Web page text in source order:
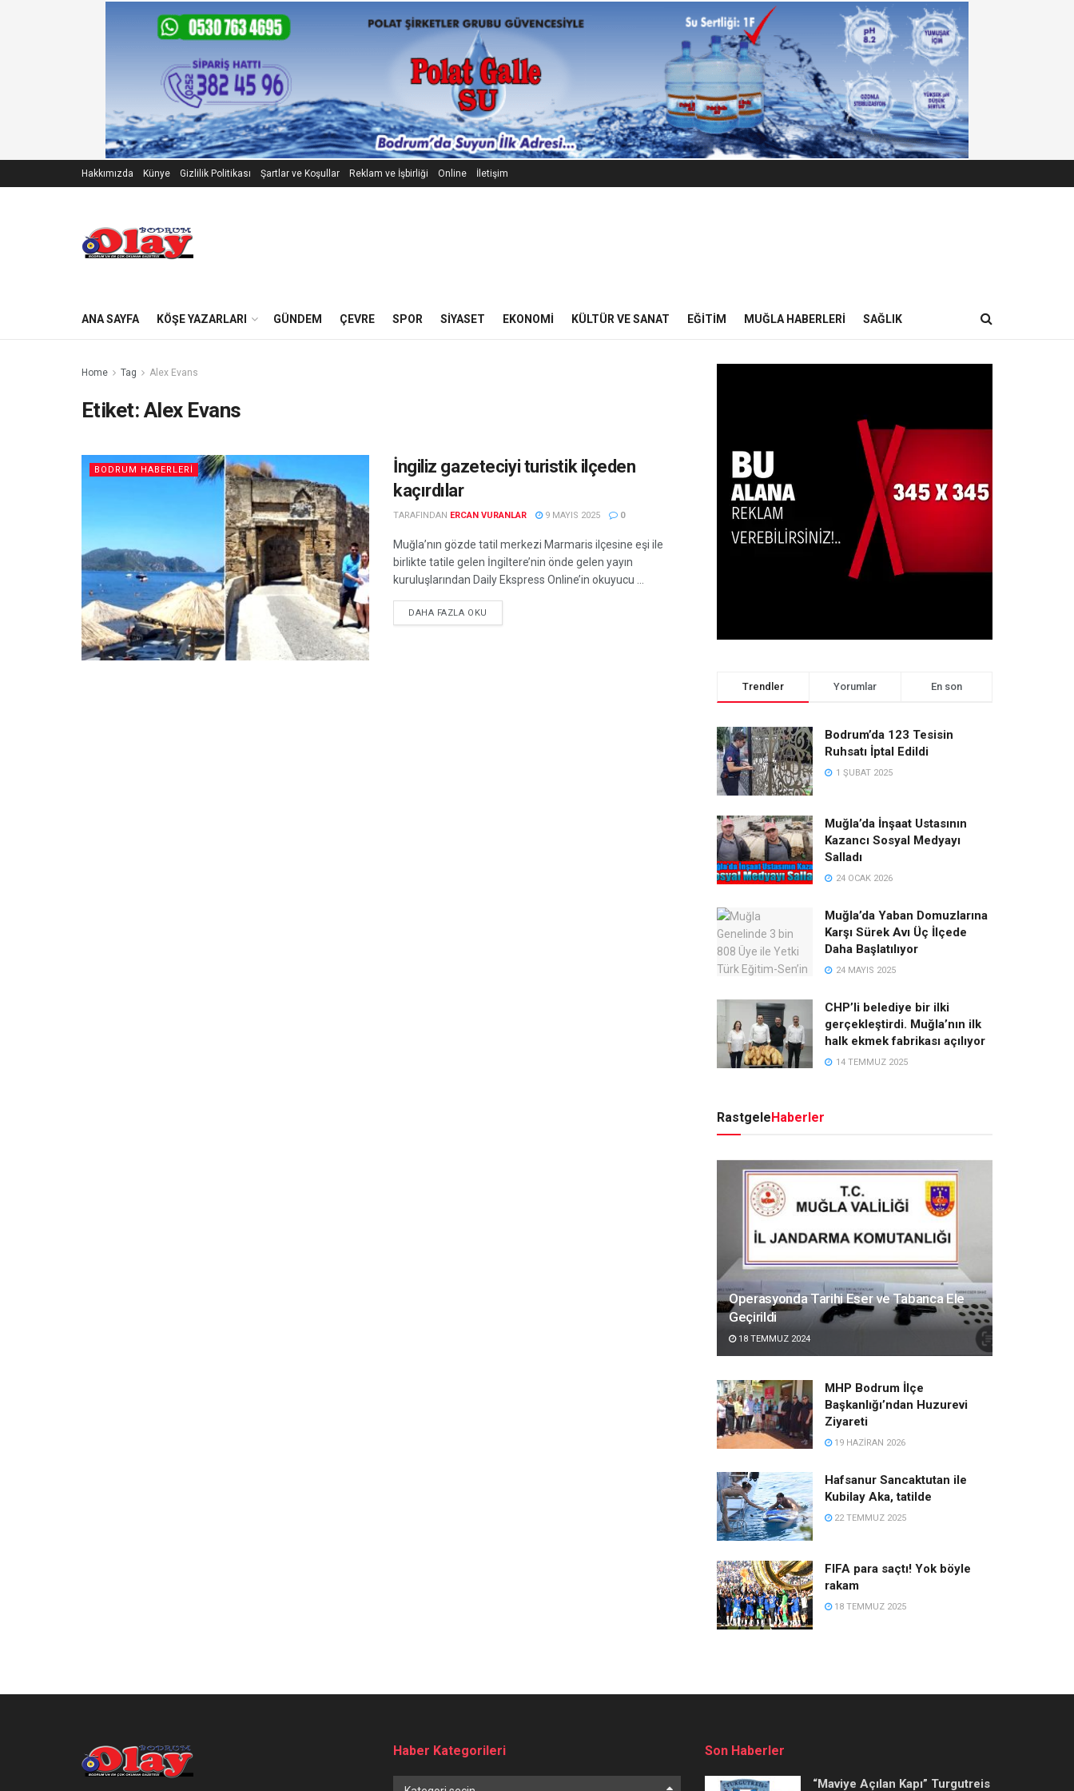
Hakkımızda Künye Gizlilik Politikası Şartlar ve Koşullar Reklam ve İşbirliği Online İletişim
ANA SAYFA KÖŞE YAZARLARI GÜNDEM ÇEVRE SPOR SIYASET EKONOMI KÜLTÜR VE SANAT EĞITIM MUĞLA HABERLERI SAĞLIK
Home Tag Alex Evans
Etiket: Alex Evans
BODRUM HABERLERI
İngiliz gazeteciyi turistik ilçeden
kaçırdılar
TARAFINDAN ERCAN VURANLAR 9 MAYIS 2025 0
Muğla’nın gözde tatil merkezi Marmaris ilçesine eşi ile
birlikte tatile gelen İngiltere’nin önde gelen yayın
kuruluşlarından Daily Ekspress Online’in okuyucu ...
DAHA FAZLA OKU
Trendler Yorumlar En son
Bodrum’da 123 Tesisin
Ruhsatı İptal Edildi
1 ŞUBAT 2025
Muğla’da İnşaat Ustasının
Kazancı Sosyal Medyayı
Salladı
24 OCAK 2026
Muğla’da Yaban Domuzlarına
Karşı Sürek Avı Üç İlçede
Daha Başlatılıyor
24 MAYIS 2025
CHP’li belediye bir ilki
gerçekleştirdi. Muğla’nın ilk
halk ekmek fabrikası açılıyor
14 TEMMUZ 2025
RastgeleHaberler
Operasyonda Tarihi Eser ve Tabanca Ele
Geçirildi
18 TEMMUZ 2024
MHP Bodrum İlçe
Başkanlığı’ndan Huzurevi
Ziyareti
19 HAZIRAN 2026
Hafsanur Sancaktutan ile
Kubilay Aka, tatilde
22 TEMMUZ 2025
FIFA para saçtı! Yok böyle
rakam
18 TEMMUZ 2025
Haber Kategorileri
Haber
Son Haberler
“Maviye Açılan Kapı” Turgutreis